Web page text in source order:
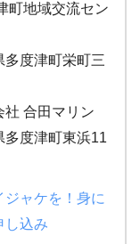
地域交流セン
栄町三
田マリン
東浜11
ャケを！身に
込み